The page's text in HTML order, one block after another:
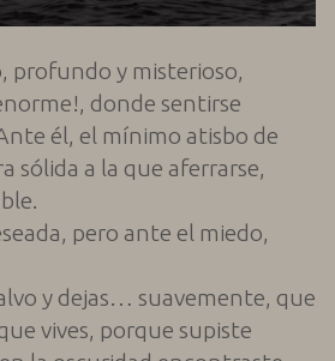
profundo y misterioso,
donde sentirse
él, el mínimo atisbo de
sólida a la que aferrarse,
pero ante el miedo,
y dejas… suavemente, que
vives, porque supiste